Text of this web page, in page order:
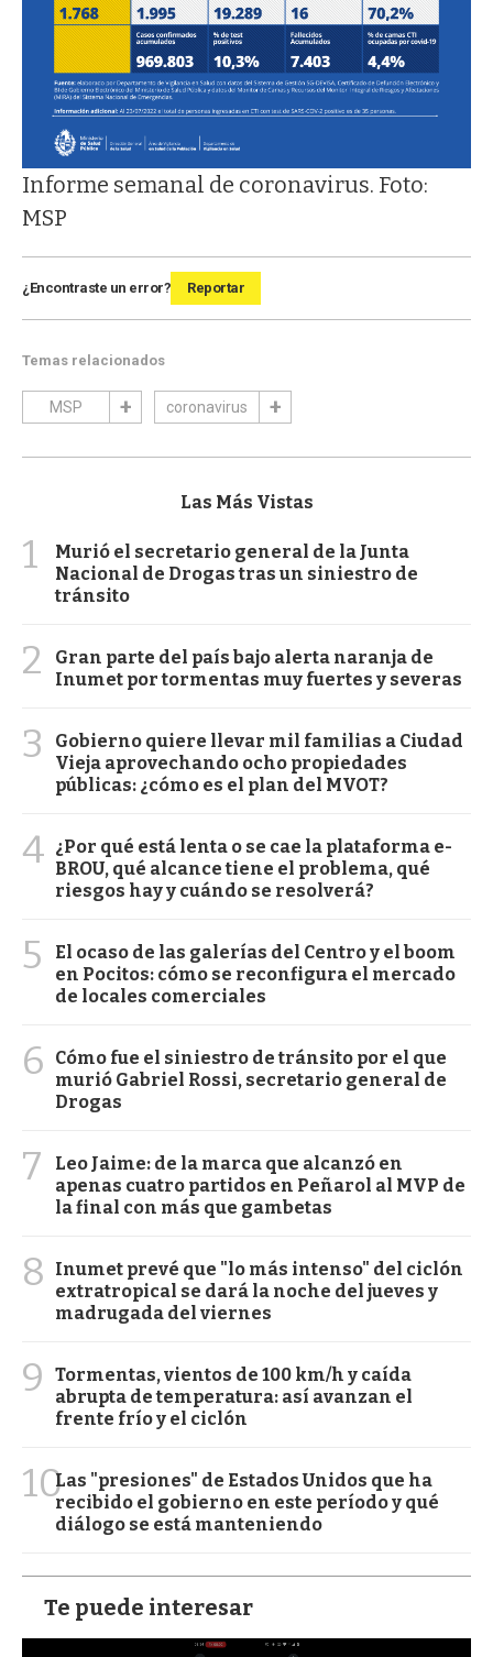
Informe semanal de coronavirus. Foto:
MSP
¿Encontraste un error? Reportar
Temas relacionados
MSP coronavirus
Las Más Vistas
1
Murió el secretario general de la Junta
Nacional de Drogas tras un siniestro de
tránsito
2
Gran parte del país bajo alerta naranja de
Inumet por tormentas muy fuertes y severas
3
Gobierno quiere llevar mil familias a Ciudad
Vieja aprovechando ocho propiedades
públicas: ¿cómo es el plan del MVOT?
4 ¿Por qué está lenta o se cae la plataforma e-
BROU, qué alcance tiene el problema, qué
riesgos hay y cuándo se resolverá?
5
El ocaso de las galerías del Centro y el boom
en Pocitos: cómo se reconfigura el mercado
de locales comerciales
6
Cómo fue el siniestro de tránsito por el que
murió Gabriel Rossi, secretario general de
Drogas
7
Leo Jaime: de la marca que alcanzó en
apenas cuatro partidos en Peñarol al MVP de
la final con más que gambetas
8
Inumet prevé que "lo más intenso" del ciclón
extratropical se dará la noche del jueves y
madrugada del viernes
9
Tormentas, vientos de 100 km/h y caída
abrupta de temperatura: así avanzan el
frente frío y el ciclón
10Las "presiones" de Estados Unidos que ha
recibido el gobierno en este período y qué
diálogo se está manteniendo
Te puede interesar